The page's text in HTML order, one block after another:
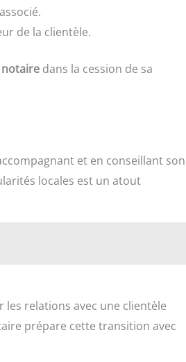
de la clientèle.
dans la cession de sa
et en conseillant son
locales est un atout
les relations avec une clientèle
prépare cette transition avec